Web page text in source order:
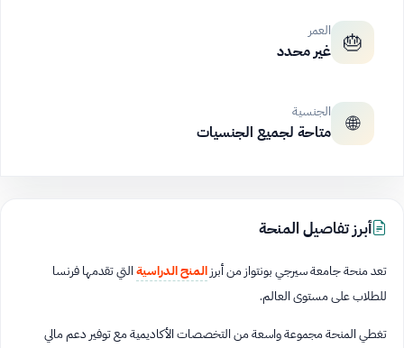
🎂 العمر
غير محدد
🌐 الجنسية
متاحة لجميع الجنسيات
أبرز تفاصيل المنحة
تعد منحة جامعة سيرجي بونتواز من أبرزالمنح الدراسيةالتي تقدمها فرنسا
للطلاب على مستوى العالم.
تغطي المنحة مجموعة واسعة من التخصصات الأكاديمية مع توفير دعم مالي